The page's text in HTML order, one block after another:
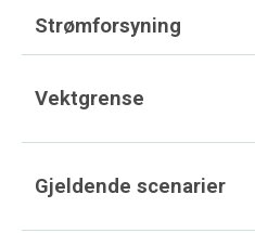
Strømforsyning
Vektgrense
Gjeldende scenarier